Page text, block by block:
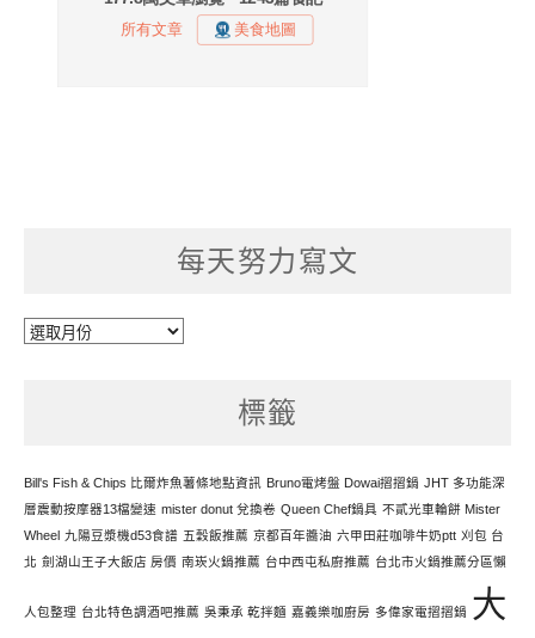
每天努力寫文
每
標籤
Bill's Fish & Chips 比爾炸魚薯條地點資訊 Bruno電烤盤 Dowai摺摺鍋 JHT 多功能深
層震動按摩器13檔變速 mister donut 兌換卷 Queen Chef鍋具 不貳光車輪餅 Mister
Wheel 九陽豆漿機d53食譜 五穀飯推薦 京都百年醬油 六甲田莊咖啡牛奶ptt 刈包 台
北 劍湖山王子大飯店 房價 南崁火鍋推薦 台中西屯私廚推薦 台北市火鍋推薦分區懶
人包整理 台北特色調酒吧推薦 吳秉承 乾拌麵 嘉義樂咖廚房 多偉家電摺摺鍋 大